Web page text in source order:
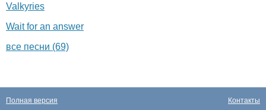
Valkyries
Wait for an answer
все песни (69)
Контакты
Полная версия